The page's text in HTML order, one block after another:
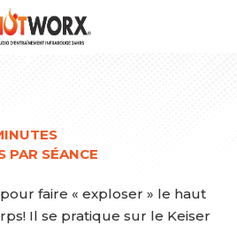
PAR SÉANCE
faire « exploser » le haut
Il se pratique sur le Keiser